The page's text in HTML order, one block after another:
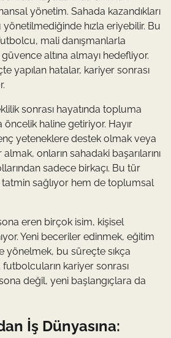
yönetim. Sahada kazandıkları
hızla eriyebilir. Bu
mali danışmanlarla
güvence altına almayı hedefliyor.
yapılan hatalar, kariyer sonrası
sonrası hayatında topluma
öncelik haline getiriyor. Hayır
yeteneklere destek olmak veya
onların sahadaki başarılarını
sadece birkaçı. Bu tür
sağlıyor hem de toplumsal
eren birçok isim, kişisel
Yeni beceriler edinmek, eğitim
yönelmek, bu süreçte sıkça
futbolcuların kariyer sonrası
değil, yeni başlangıçlara da
İş Dünyasına: